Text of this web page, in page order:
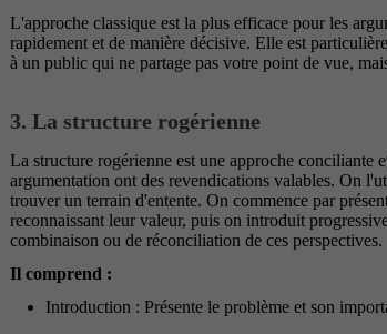
L'approche classique est la plus efficace pour les
rapidement et de manière décisive. Elle est
à un public qui ne partage pas votre point de vue,
3. La structure rogérienne
La structure rogérienne est une approche conciliante
argumentation ont des revendications valables. On
trouver un terrain d'entente. On commence par
reconnaissant leur valeur, puis on introduit
combinaison ou de réconciliation de ces perspectives.
Il comprend :
Introduction : Présente le problème et son